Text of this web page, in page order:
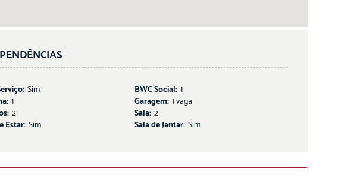
Sim BWC Social: 1
1 Garagem: 1 vaga
2 Sala: 2
Estar: Sim Sala de Jantar: Sim